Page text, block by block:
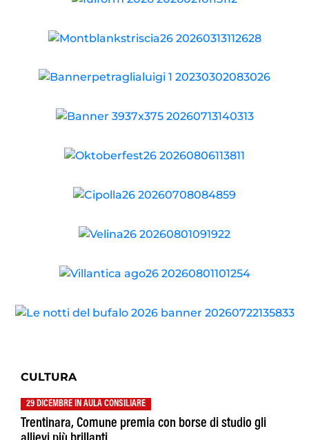
CULTURA
29 DICEMBRE IN AULA CONSILIARE
Trentinara, Comune premia con borse di studio gli